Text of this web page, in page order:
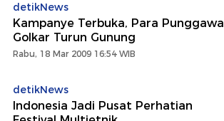
detikNews
Kampanye Terbuka, Para Punggawa
Golkar Turun Gunung
Rabu, 18 Mar 2009 16:54 WIB
detikNews
Indonesia Jadi Pusat Perhatian